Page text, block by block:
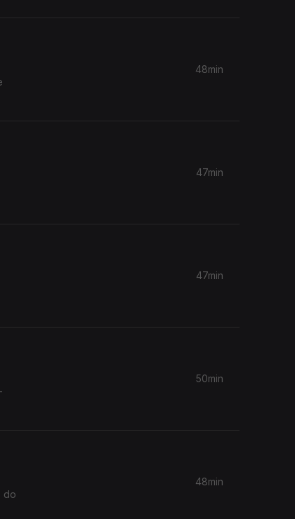
48min
47min
47min
50min
do
48min